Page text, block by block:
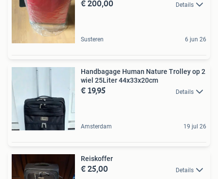
€ 200,00 Details
Susteren 6 jun 26
Handbagage Human Nature Trolley op 2
wiel 25Liter 44x33x20cm
€ 19,95 Details
Amsterdam 19 jul 26
Reiskoffer
€ 25,00 Details